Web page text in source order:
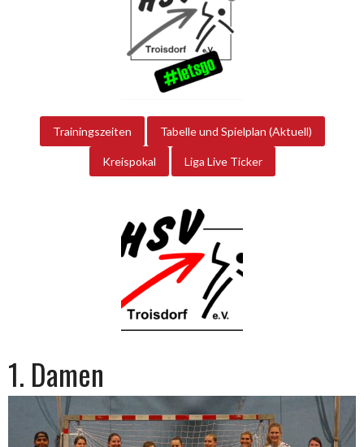
Trainingszeiten Tabelle und Spielplan (Aktuell)
Kreispokal Liga Live Ticker
1. Damen